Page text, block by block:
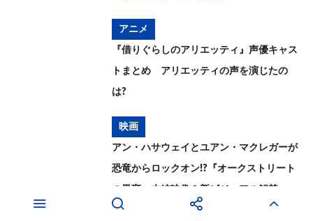
アニメ
『借りぐらしのアリエッティ』声優キャス
トまとめ アリエッティの声を演じたの
は?
映画
アン・ハサウェイとユアン・マクレガーが
恐竜からロックオン!?『オークストリート
の異変』本編映像＆新ビジュアル解禁